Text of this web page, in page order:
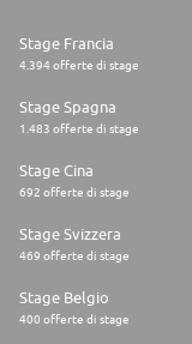
Stage Francia
4.394 offerte di stage
Stage Spagna
1.483 offerte di stage
Stage Cina
692 offerte di stage
Stage Svizzera
469 offerte di stage
Stage Belgio
400 offerte di stage